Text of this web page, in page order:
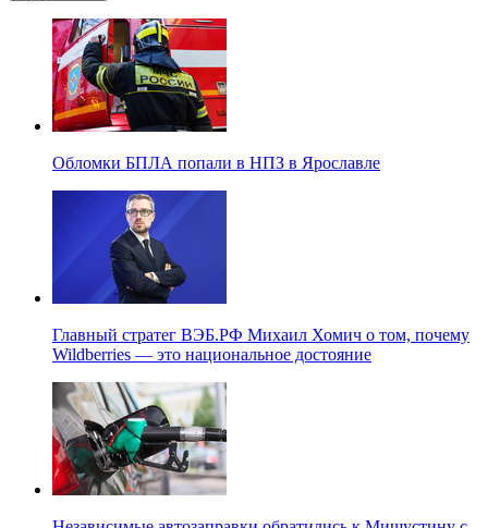
Обломки БПЛА попали в НПЗ в Ярославле
Главный стратег ВЭБ.РФ Михаил Хомич о том, почему
Wildberries — это национальное достояние